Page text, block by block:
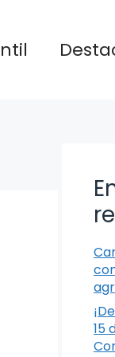
15